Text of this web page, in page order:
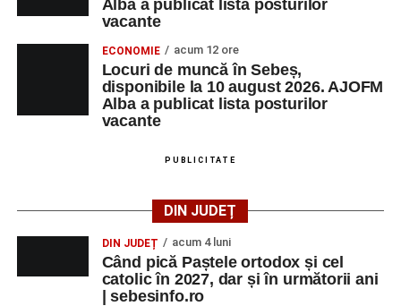
Alba a publicat lista posturilor
vacante
ECONOMIE acum 12 ore
Locuri de muncă în Sebeș,
disponibile la 10 august 2026. AJOFM
Alba a publicat lista posturilor
vacante
PUBLICITATE
DIN JUDEȚ
DIN JUDEȚ acum 4 luni
Când pică Paștele ortodox și cel
catolic în 2027, dar și în următorii ani
| sebesinfo.ro